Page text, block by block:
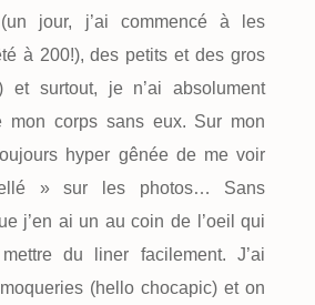
jour, j’ai commencé à les
à 200!), des petits et des gros
et surtout, je n’ai absolument
mon corps sans eux. Sur mon
hyper gênée de me voir
» sur les photos… Sans
j’en ai un au coin de l’oeil qui
du liner facilement. J’ai
(hello chocapic) et on